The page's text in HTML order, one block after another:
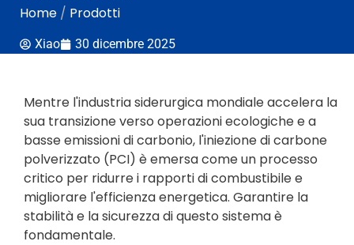
Home / Prodotti
Xiao 30 dicembre 2025
Mentre l'industria siderurgica mondiale accelera la
sua transizione verso operazioni ecologiche e a
basse emissioni di carbonio, l'iniezione di carbone
polverizzato (PCI) è emersa come un processo
critico per ridurre i rapporti di combustibile e
migliorare l'efficienza energetica. Garantire la
stabilità e la sicurezza di questo sistema è
fondamentale.